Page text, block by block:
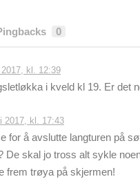
0
kl. 12:39
i kveld kl 19. Er det
2017, kl. 17:43
for å avslutte langturen på
De skal jo tross alt sykle
frem trøya på skjermen!